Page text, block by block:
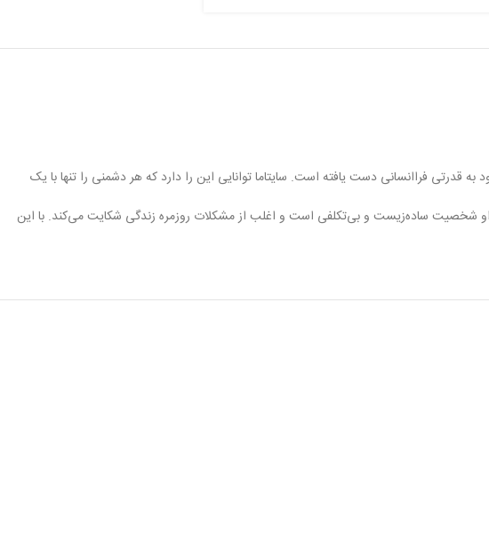
فراانسانی دست یافته است. سایتاما توانایی این را دارد که هر دشمنی را تنها با یک
شخصیت ساده‌زیست و بی‌تکلفی است و اغلب از مشکلات روزمره زندگی شکایت می‌کند. با این